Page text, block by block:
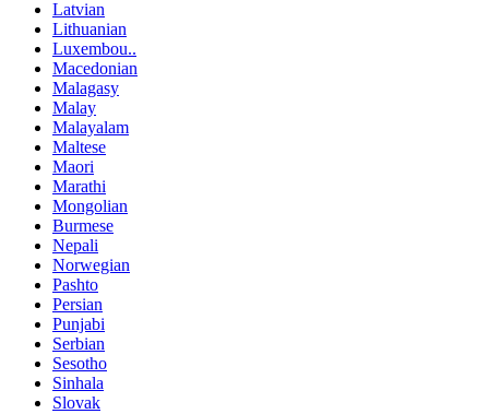
Latvian
Lithuanian
Luxembou..
Macedonian
Malagasy
Malay
Malayalam
Maltese
Maori
Marathi
Mongolian
Burmese
Nepali
Norwegian
Pashto
Persian
Punjabi
Serbian
Sesotho
Sinhala
Slovak